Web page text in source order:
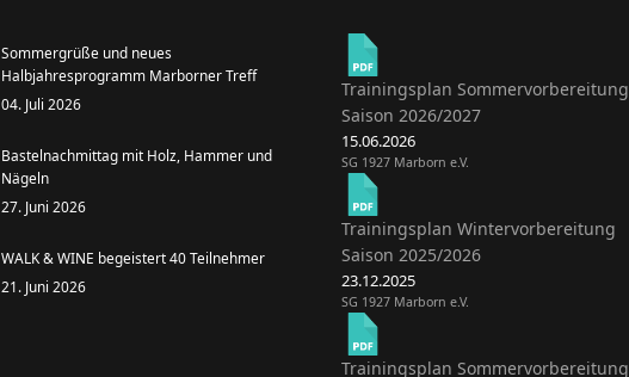
Sommergrüße und neues
Halbjahresprogramm Marborner Treff
04. Juli 2026
Bastelnachmittag mit Holz, Hammer und
Nägeln
27. Juni 2026
WALK & WINE begeistert 40 Teilnehmer
21. Juni 2026
Trainingsplan Sommervorbereitung
Saison 2026/2027
15.06.2026
SG 1927 Marborn e.V.
Trainingsplan Wintervorbereitung
Saison 2025/2026
23.12.2025
SG 1927 Marborn e.V.
Trainingsplan Sommervorbereitung